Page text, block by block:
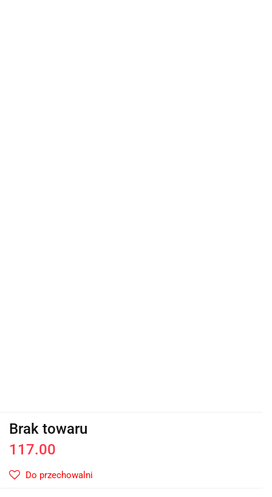
Brak towaru
117.00
Do przechowalni